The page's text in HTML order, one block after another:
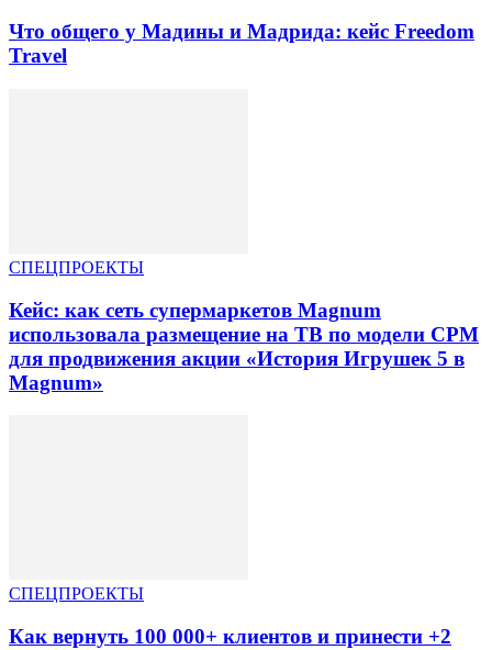
Что общего у Мадины и Мадрида: кейс Freedom
Travel
СПЕЦПРОЕКТЫ
Кейс: как сеть супермаркетов Magnum
использовала размещение на ТВ по модели CPM
для продвижения акции «История Игрушек 5 в
Magnum»
СПЕЦПРОЕКТЫ
Как вернуть 100 000+ клиентов и принести +2